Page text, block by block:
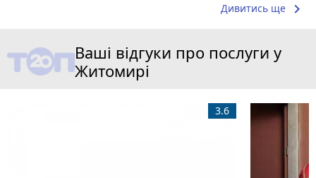
Дивитись ще keyboard_arrow_right
Ваші відгуки про послуги у
Житомирі
3.6